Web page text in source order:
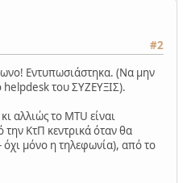
#2
Εντυπωσιάστηκα. (Να μην
helpdesk του ΣΥΖΕΥΞΙΣ).
αλλιώς το MTU είναι
ΚτΠ κεντρικά όταν θα
μόνο η τηλεφωνία), από το